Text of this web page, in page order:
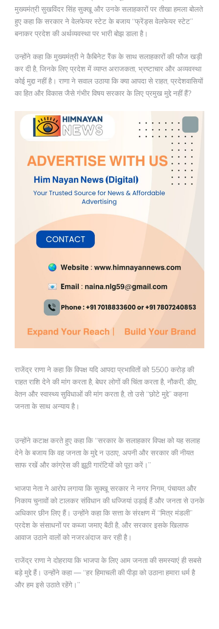
मुख्यमंत्री सुखविंदर सिंह सुक्खू और उनके सलाहकारों पर तीखा हमला बोलते
हुए कहा कि सरकार ने वेलफेयर स्टेट के बजाय “फ्रेंड्स वेलफेयर स्टेट”
बनाकर प्रदेश की अर्थव्यवस्था पर भारी बोझ डाला है।
उन्होंने कहा कि मुख्यमंत्री ने कैबिनेट रैंक के साथ सलाहकारों की फौज खड़ी
कर दी है, जिनके लिए प्रदेश में व्याप्त अराजकता, भ्रष्टाचार और अव्यवस्था
कोई मुद्दा नहीं है। राणा ने सवाल उठाया कि क्या आपदा से राहत, प्रदेशवासियों
का हित और विकास जैसे गंभीर विषय सरकार के लिए प्रमुख मुद्दे नहीं हैं?
राजेंद्र राणा ने कहा कि विपक्ष यदि आपदा प्रभावितों को 5500 करोड़ की
राहत राशि देने की मांग करता है, बेघर लोगों की चिंता करता है, नौकरी, डीए,
वेतन और स्वास्थ्य सुविधाओं की मांग करता है, तो उसे “छोटे मुद्दे” कहना
जनता के साथ अन्याय है।
उन्होंने कटाक्ष करते हुए कहा कि “सरकार के सलाहकार विपक्ष को यह सलाह
देने के बजाय कि वह जनता के मुद्दे न उठाए, अपनी और सरकार की नीयत
साफ रखें और कांग्रेस की झूठी गारंटियों को पूरा करें।”
भाजपा नेता ने आरोप लगाया कि सुक्खू सरकार ने नगर निगम, पंचायत और
निकाय चुनावों को टालकर संविधान की धज्जियां उड़ाई हैं और जनता से उनके
अधिकार छीन लिए हैं। उन्होंने कहा कि सत्ता के संरक्षण में “मित्र मंडली”
प्रदेश के संसाधनों पर कब्जा जमाए बैठी है, और सरकार इसके खिलाफ
आवाज उठाने वालों को नजरअंदाज कर रही है।
राजेंद्र राणा ने दोहराया कि भाजपा के लिए आम जनता की समस्याएं ही सबसे
बड़े मुद्दे हैं। उन्होंने कहा — “हर हिमाचली की पीड़ा को उठाना हमारा धर्म है
और हम इसे उठाते रहेंगे।”